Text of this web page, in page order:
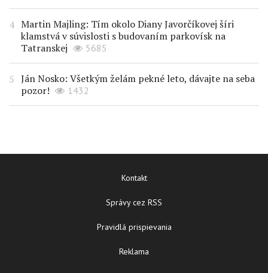
Martin Majling: Tím okolo Diany Javorčíkovej šíri
klamstvá v súvislosti s budovaním parkovísk na
Tatranskej
5685
Ján Nosko: Všetkým želám pekné leto, dávajte na seba
pozor!
1432
Kontakt
Správy cez RSS
Pravidlá prispievania
Reklama